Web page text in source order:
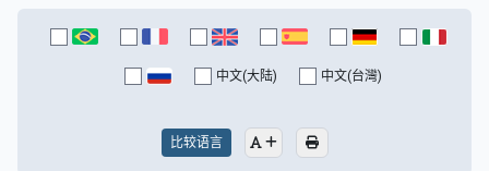
中文(大陆) 中文(台灣)
比较语言